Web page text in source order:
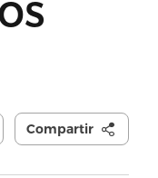
Compartir